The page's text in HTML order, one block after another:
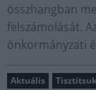
összhangban
felszámolását.
önkormányzati
Aktuális